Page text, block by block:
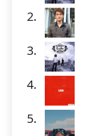
2.
3.
4.
5.